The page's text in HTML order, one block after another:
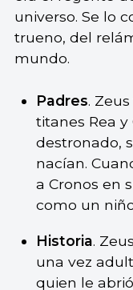
universo. Se lo
trueno, del
mundo.
Padres.
titanes Rea y
destronado,
nacían.
a Cronos en
como un
Historia.
una vez
quien le